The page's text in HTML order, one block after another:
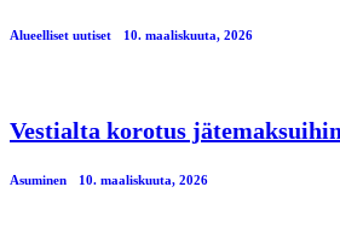
Alueelliset uutiset 10. maaliskuuta, 2026
Vestialta korotus jätemaksuihin
Asuminen 10. maaliskuuta, 2026